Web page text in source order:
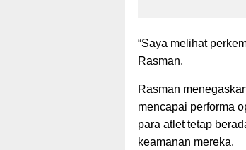
“Saya melihat
Rasman.
Rasman
mencapai performa
para atlet tetap
keamanan mereka.